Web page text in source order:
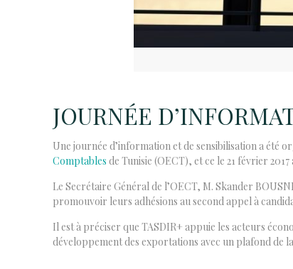
JOURNÉE
Une journée d’information et de sensibilisation a été
Comptables de Tunisie (OECT), et ce le 21 février
Le Secrétaire Général de l’OECT, M. Skander
promouvoir leurs adhésions au second appel à
Il est à préciser que TASDIR+ appuie les acteurs
développement des exportations avec un plafond de